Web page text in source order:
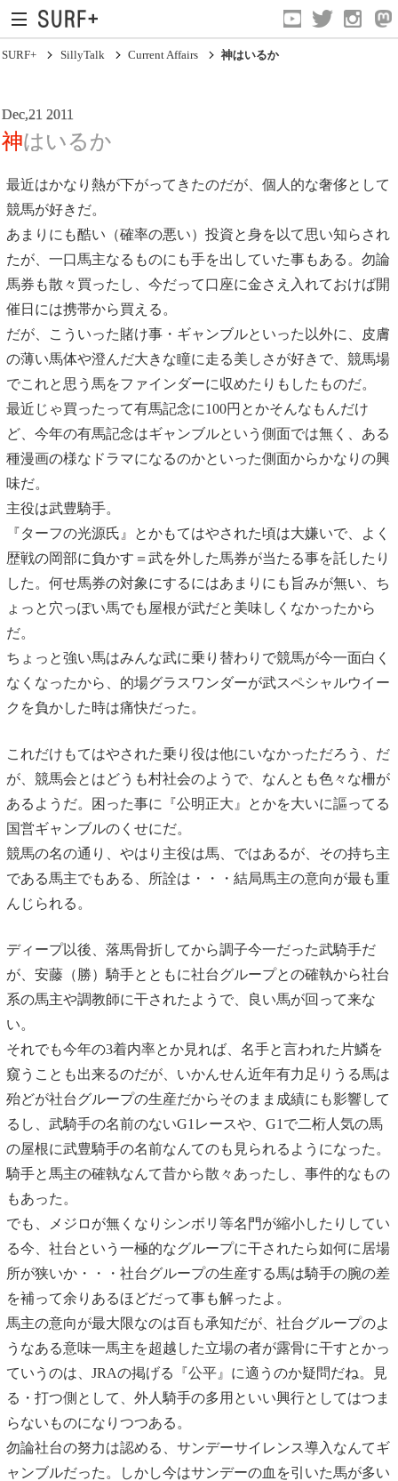
Current Affairs
Life In Surfing
Vibration
Mind
Clips
SURF+ SillyTalk Current Affairs 神はいるか
Dec,21 2011
神はいるか
最近はかなり熱が下がってきたのだが、個人的な奢侈として
競馬が好きだ。
あまりにも酷い（確率の悪い）投資と身を以て思い知らされ
たが、一口馬主なるものにも手を出していた事もある。勿論
馬券も散々買ったし、今だって口座に金さえ入れておけば開
催日には携帯から買える。
だが、こういった賭け事・ギャンブルといった以外に、皮膚
の薄い馬体や澄んだ大きな瞳に走る美しさが好きで、競馬場
でこれと思う馬をファインダーに収めたりもしたものだ。
最近じゃ買ったって有馬記念に100円とかそんなもんだけ
ど、今年の有馬記念はギャンブルという側面では無く、ある
種漫画の様なドラマになるのかといった側面からかなりの興
味だ。
主役は武豊騎手。
『ターフの光源氏』とかもてはやされた頃は大嫌いで、よく
歴戦の岡部に負かす＝武を外した馬券が当たる事を託したり
した。何せ馬券の対象にするにはあまりにも旨みが無い、ち
ょっと穴っぽい馬でも屋根が武だと美味しくなかったから
だ。
ちょっと強い馬はみんな武に乗り替わりで競馬が今一面白く
なくなったから、的場グラスワンダーが武スペシャルウイー
クを負かした時は痛快だった。
これだけもてはやされた乗り役は他にいなかっただろう、だ
が、競馬会とはどうも村社会のようで、なんとも色々な柵が
あるようだ。困った事に『公明正大』とかを大いに謳ってる
国営ギャンブルのくせにだ。
競馬の名の通り、やはり主役は馬、ではあるが、その持ち主
である馬主でもある、所詮は・・・結局馬主の意向が最も重
んじられる。
ディープ以後、落馬骨折してから調子今一だった武騎手だ
が、安藤（勝）騎手とともに社台グループとの確執から社台
系の馬主や調教師に干されたようで、良い馬が回って来な
い。
それでも今年の3着内率とか見れば、名手と言われた片鱗を
窺うことも出来るのだが、いかんせん近年有力足りうる馬は
殆どが社台グループの生産だからそのまま成績にも影響して
るし、武騎手の名前のないG1レースや、G1で二桁人気の馬
の屋根に武豊騎手の名前なんてのも見られるようになった。
騎手と馬主の確執なんて昔から散々あったし、事件的なもの
もあった。
でも、メジロが無くなりシンボリ等名門が縮小したりしてい
る今、社台という一極的なグループに干されたら如何に居場
所が狭いか・・・社台グループの生産する馬は騎手の腕の差
を補って余りあるほどだって事も解ったよ。
馬主の意向が最大限なのは百も承知だが、社台グループのよ
うなある意味一馬主を超越した立場の者が露骨に干すとかっ
ていうのは、JRAの掲げる『公平』に適うのか疑問だね。見
る・打つ側として、外人騎手の多用といい興行としてはつま
らないものになりつつある。
勿論社台の努力は認める、サンデーサイレンス導入なんてギ
ャンブルだった。しかし今はサンデーの血を引いた馬が多い